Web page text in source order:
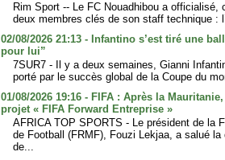
Rim Sport -- Le FC Nouadhibou a officialisé,
deux membres clés de son staff technique :
02/08/2026 21:13 - Infantino s’est tiré une
pour lui”
7SUR7 - Il y a deux semaines, Gianni
porté par le succès global de la Coupe du
01/08/2026 19:16 - FIFA : Après la
projet « FIFA Forward Entreprise »
AFRICA TOP SPORTS - Le président de la
de Football (FRMF), Fouzi Lekjaa, a salué
de...